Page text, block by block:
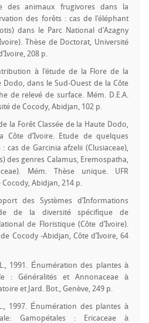
des animaux frugivores dans la
des forêts : cas de l'éléphant
dans le Parc National d'Azagny
Thèse de Doctorat, Université
208 p.
à l'étude de la Flore de la
Dodo, dans le Sud-Ouest de la Côte
de relevé de surface. Mém. D.E.A.
de Cocody, Abidjan, 102 p.
la Forêt Classée de la Haute Dodo,
Côte d’Ivoire. Etude de quelques
cas de Garcinia afzelii (Clusiaceae),
des genres Calamus, Eremospatha,
Mém. Thèse unique. UFR
Cocody, Abidjan, 214 p.
des Systèmes d’Informations
de la diversité spécifique de
de Floristique (Côte d’Ivoire).
Cocody -Abidjan, Côte d’Ivoire, 64
1991. Énumération des plantes à
: Généralités et Annonaceae à
et Jard. Bot., Genève, 249 p.
1997. Énumération des plantes à
Gamopétales : Ericaceae à